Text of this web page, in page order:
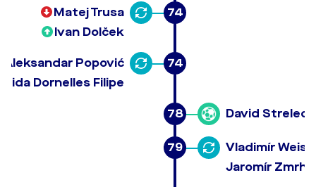
74
Matej Trusa
Ivan Dolček
74
Aleksandar Popović
Dornelles Filipe
78 David Strelec
79
Vladimír Weiss
Jaromír Zmrhal